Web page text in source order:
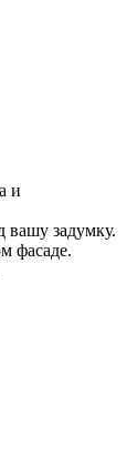
и
вашу задумку.
фасаде.